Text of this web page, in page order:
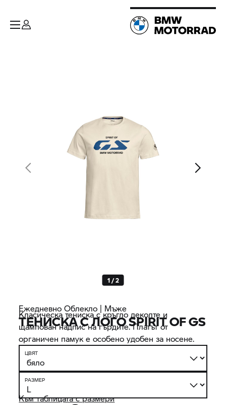
1 / 2
Ежедневно Облекло | Мъже
ТЕНИСКА С ЛОГО SPIRIT OF GS
Класическа тениска с кръгло деколте и
щампован надпис на гърдите. Платът от
органичен памук е особено удобен за носене.
ЦВЯТ
РАЗМЕР
Към таблицата с размери